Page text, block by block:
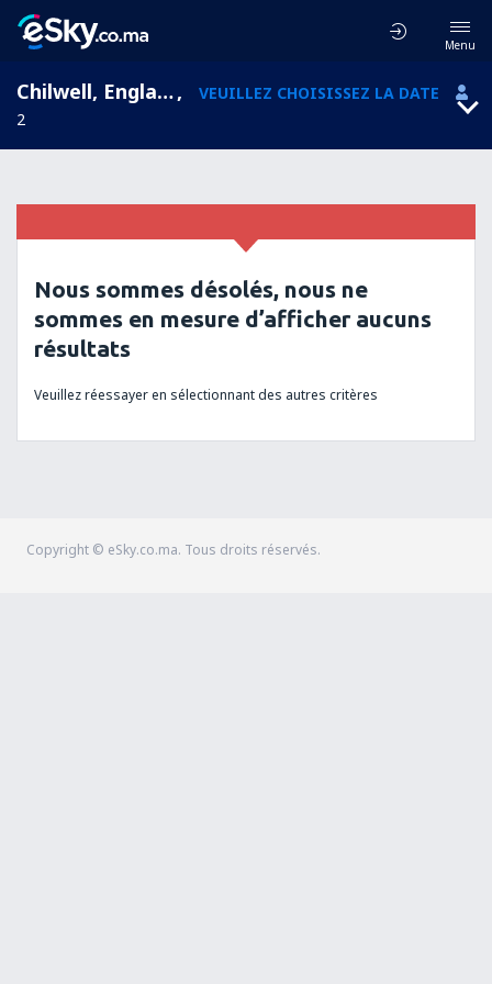
Menu
Chilwell, England, Royaume-Uni,
VEUILLEZ CHOISISSEZ LA DATE
2
Nous sommes désolés, nous ne
sommes en mesure d’afficher aucuns
résultats
Veuillez réessayer en sélectionnant des autres critères
Copyright © eSky.co.ma. Tous droits réservés.